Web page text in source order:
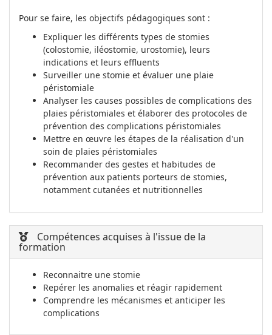
Pour se faire, les objectifs pédagogiques sont :
Expliquer les différents types de stomies
(colostomie, iléostomie, urostomie), leurs
indications et leurs effluents
Surveiller une stomie et évaluer une plaie
péristomiale
Analyser les causes possibles de complications des
plaies péristomiales et élaborer des protocoles de
prévention des complications péristomiales
Mettre en œuvre les étapes de la réalisation d'un
soin de plaies péristomiales
Recommander des gestes et habitudes de
prévention aux patients porteurs de stomies,
notamment cutanées et nutritionnelles
Compétences acquises à l'issue de la
formation
Reconnaitre une stomie
Repérer les anomalies et réagir rapidement
Comprendre les mécanismes et anticiper les
complications